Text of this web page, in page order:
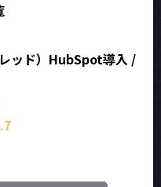
ッド）HubSpot導入 /